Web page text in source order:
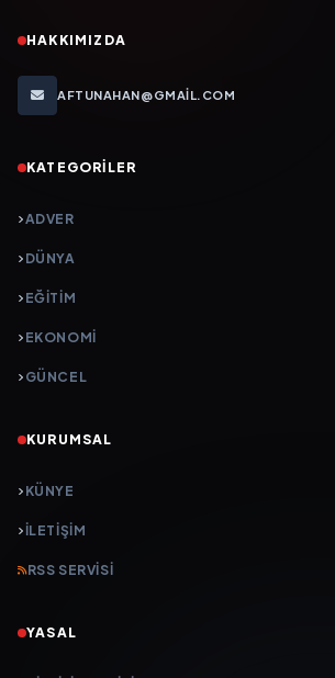
HAKKIMIZDA
AFTUNAHAN@GMAIL.COM
KATEGORILER
ADVER
DÜNYA
EĞİTİM
EKONOMİ
GÜNCEL
KURUMSAL
KÜNYE
İLETIŞIM
RSS SERVISI
YASAL